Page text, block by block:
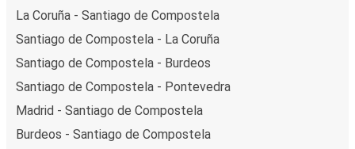
La Coruña - Santiago de Compostela
Santiago de Compostela - La Coruña
Santiago de Compostela - Burdeos
Santiago de Compostela - Pontevedra
Madrid - Santiago de Compostela
Burdeos - Santiago de Compostela